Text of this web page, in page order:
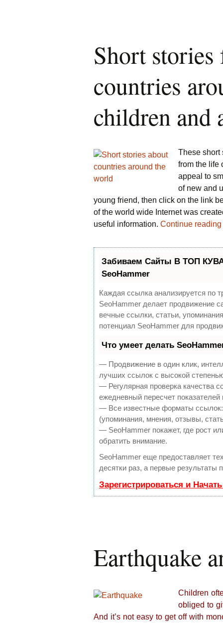
Short
countries
children and
These short
from the life
appeal to
of new and
young friend, then click on the link
of the world wide Internet was
useful information. Continue reading
Забиваем Сайты В ТОП
SeoHammer
Каждая ссылка анализируется по
SeoHammer делает продвижение
вечные ссылки, статьи,
потенциал SeoHammer для
Что умеет делать
— Продвижение в один клик,
лучших ссылок с высокой
— Регулярная проверка качества
ежедневный пересчет показателей
— Все известные форматы
(упоминания, мнения, отзывы,
— SeoHammer покажет, где рост
обратить внимание.
SeoHammer еще предоставляет
десятки раз, а первые результаты
Зарегистрироваться и
Earthquake
Children
obliged to
And it’s not easy to get off with